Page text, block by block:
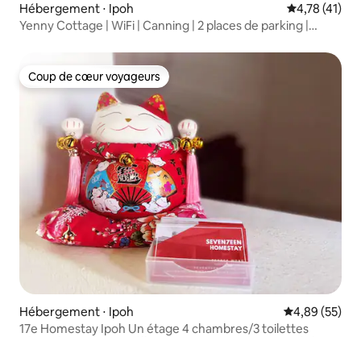
Hébergement ⋅ Ipoh Évaluation
4,78 (41)
Yenny Cottage | WiFi | Canning | 2 places de parking |
Coup de cœur voyageurs
Coup de cœur voyageurs
Hébergement ⋅ Ipoh Évaluation
4,89 (55)
17e Homestay Ipoh Un étage 4 chambres/3 toilettes